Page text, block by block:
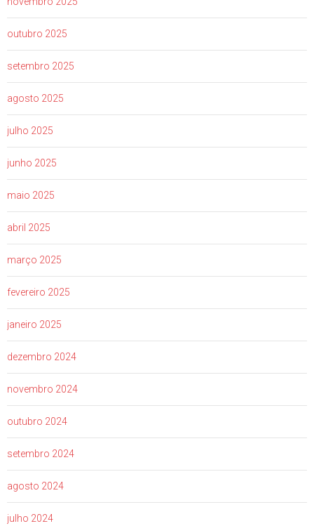
outubro 2025
setembro 2025
agosto 2025
julho 2025
junho 2025
maio 2025
abril 2025
março 2025
fevereiro 2025
janeiro 2025
dezembro 2024
novembro 2024
outubro 2024
setembro 2024
agosto 2024
julho 2024